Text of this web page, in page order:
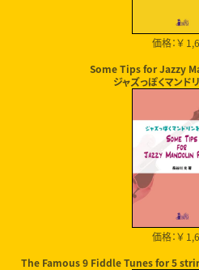
価格：￥
Some Tips for Jazzy
ジャズっぽくマンド
価格：￥
The Famous 9 Fiddle Tunes for 5